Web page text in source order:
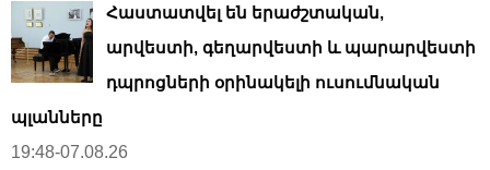
Հաստատվել են երաժշտական,
արվեստի, գեղարվեստի և պարարվեստի
դպրոցների օրինակելի ուսումնական
պլանները
19:48-07.08.26